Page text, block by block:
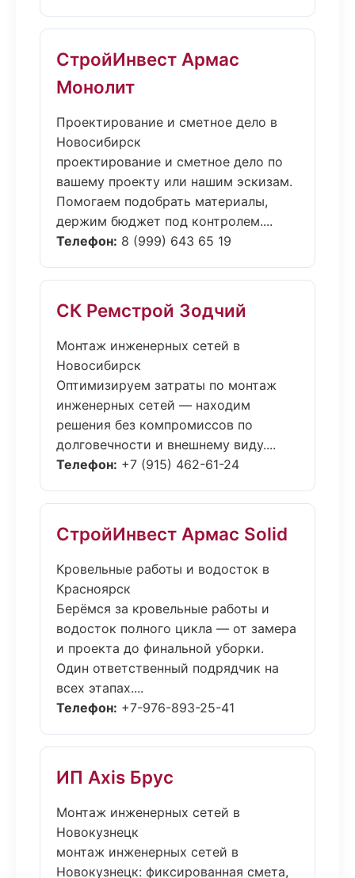
СтройИнвест Армас
Монолит
Проектирование и сметное дело в
Новосибирск
проектирование и сметное дело по
вашему проекту или нашим эскизам.
Помогаем подобрать материалы,
держим бюджет под контролем....
Телефон: 8 (999) 643 65 19
СК Ремстрой Зодчий
Монтаж инженерных сетей в
Новосибирск
Оптимизируем затраты по монтаж
инженерных сетей — находим
решения без компромиссов по
долговечности и внешнему виду....
Телефон: +7 (915) 462-61-24
СтройИнвест Армас Solid
Кровельные работы и водосток в
Красноярск
Берёмся за кровельные работы и
водосток полного цикла — от замера
и проекта до финальной уборки.
Один ответственный подрядчик на
всех этапах....
Телефон: +7-976-893-25-41
ИП Axis Брус
Монтаж инженерных сетей в
Новокузнецк
монтаж инженерных сетей в
Новокузнецк: фиксированная смета,